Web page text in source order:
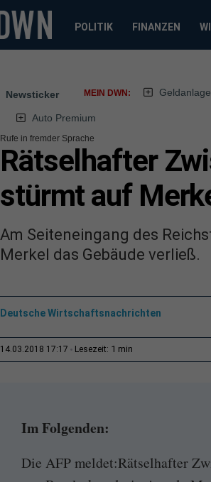
POLITIK FINANZEN
Newsticker MEIN DWN:
Auto Premium
Rufe in fremder Sprache
Rätselhafter
stürmt auf
Am Seiteneingang des
Merkel das Gebäude verließ.
Deutsche Wirtschaftsnachrichten
14.03.2018 17:17 Lesezeit: 1 min
Im Folgenden:
Die AFP meldet:Rätselhafter